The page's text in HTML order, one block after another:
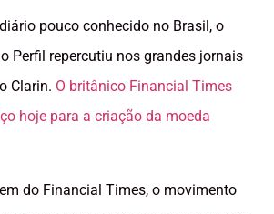
pouco conhecido no Brasil, o
Perfil repercutiu nos grandes jornais
Clarin. O britânico Financial Times
hoje para a criação da moeda
do Financial Times, o movimento